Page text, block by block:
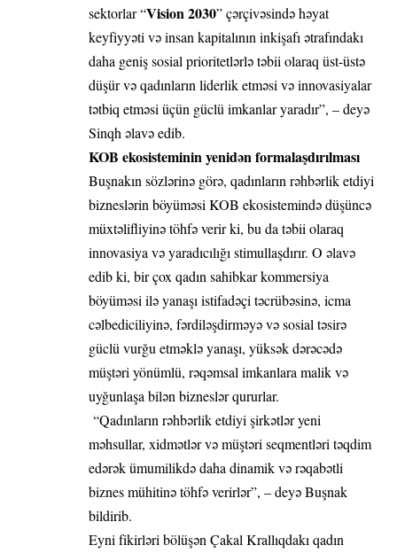
sektorlar “Vision 2030” çərçivəsində həyat
keyfiyyəti və insan kapitalının inkişafı ətrafındakı
daha geniş sosial prioritetlərlə təbii olaraq üst-üstə
düşür və qadınların liderlik etməsi və innovasiyalar
tətbiq etməsi üçün güclü imkanlar yaradır”, – deyə
Sinqh əlavə edib.
KOB ekosisteminin yenidən formalaşdırılması
Buşnakın sözlərinə görə, qadınların rəhbərlik etdiyi
bizneslərin böyüməsi KOB ekosistemində düşüncə
müxtəlifliyinə töhfə verir ki, bu da təbii olaraq
innovasiya və yaradıcılığı stimullaşdırır. O əlavə
edib ki, bir çox qadın sahibkar kommersiya
böyüməsi ilə yanaşı istifadəçi təcrübəsinə, icma
cəlbediciliyinə, fərdiləşdirməyə və sosial təsirə
güclü vurğu etməklə yanaşı, yüksək dərəcədə
müştəri yönümlü, rəqəmsal imkanlara malik və
uyğunlaşa bilən bizneslər qururlar.
“Qadınların rəhbərlik etdiyi şirkətlər yeni
məhsullar, xidmətlər və müştəri seqmentləri təqdim
edərək ümumilikdə daha dinamik və rəqabətli
biznes mühitinə töhfə verirlər”, – deyə Buşnak
bildirib.
Eyni fikirləri bölüşən Çakal Krallıqdakı qadın